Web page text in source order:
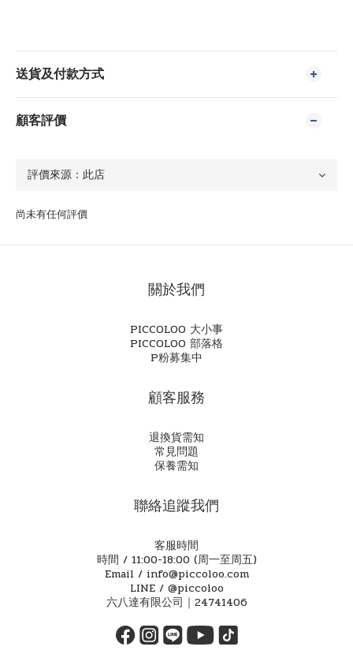
送貨及付款方式
顧客評價
尚未有任何評價
關於我們
PICCOLOO 大小事
PICCOLOO 部落格
P粉募集中
顧客服務
退換貨需知
常見問題
保養需知
聯絡追蹤我們
客服時間
時間 / 11:00-18:00 (周一至周五)
Email / info@piccoloo.com
LINE / @piccoloo
六八達有限公司｜24741406